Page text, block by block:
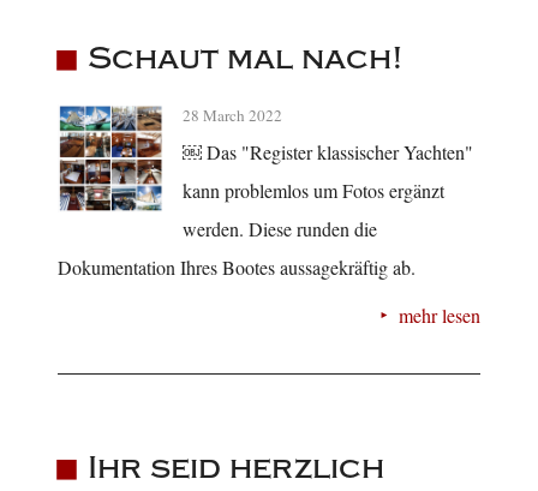
Schaut mal nach!
28 March 2022
￼ Das "Register klassischer Yachten"
kann problemlos um Fotos ergänzt
werden. Diese runden die
Dokumentation Ihres Bootes aussagekräftig ab.
mehr lesen
Ihr seid herzlich